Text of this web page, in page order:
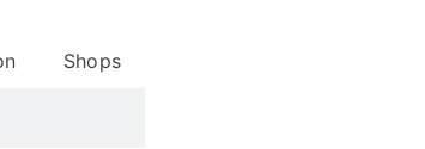
Shops